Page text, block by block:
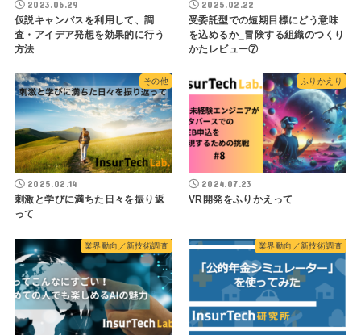
2023.06.29
仮説キャンバスを利用して、調
査・アイデア発想を効果的に行う
方法
2025.02.22
受委託型での短期目標にどう意味
を込めるか_冒険する組織のつくり
かたレビュー⑦
その他
2025.02.14
刺激と学びに満ちた日々を振り返
って
ふりかえり
2024.07.23
VR開発をふりかえって
業界動向／新技術調査 業界動向／新技術調査